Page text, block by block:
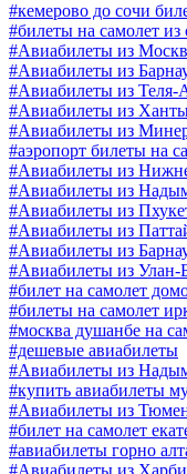
#кемерово до сочи
#билеты на самолет из
#Авиабилеты из
#Авиабилеты из
#Авиабилеты из
#Авиабилеты из
#Авиабилеты из
#аэропорт билеты на
#Авиабилеты из
#Авиабилеты из
#Авиабилеты из
#Авиабилеты из
#Авиабилеты из
#Авиабилеты из Улан-
#билет на самолет
#билеты на самолет
#москва душанбе на
#дешевые авиабилеты
#Авиабилеты из
#купить авиабилеты
#Авиабилеты из
#билет на самолет
#авиабилеты горно
#Авиабилеты из